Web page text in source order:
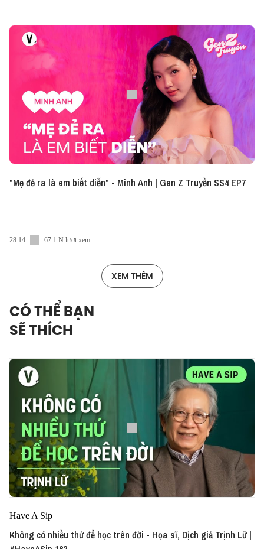
"Mẹ đẻ ra là em biết diễn" - Minh Anh | Gen Z Truyền SS4 EP7
28:14 67.1 N lượt xem
XEM THÊM
CÓ THỂ BẠN
SẼ THÍCH
Have A Sip
Không có nhiều thứ để học trên đời - Họa sĩ, Dịch giả Trịnh Lữ |